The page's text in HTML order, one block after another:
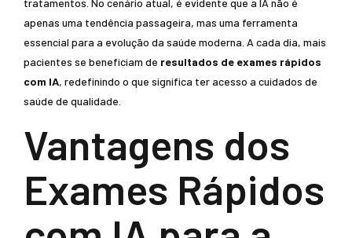
tratamentos. No cenário atual, é evidente que a IA não é
apenas uma tendência passageira, mas uma ferramenta
essencial para a evolução da saúde moderna. A cada dia, mais
pacientes se beneficiam de resultados de exames rápidos
com IA, redefinindo o que significa ter acesso a cuidados de
saúde de qualidade.
Vantagens dos
Exames Rápidos